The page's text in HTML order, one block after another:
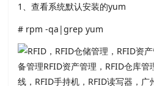
1、查看系统默认安装的yum
# rpm -qa|grep yum